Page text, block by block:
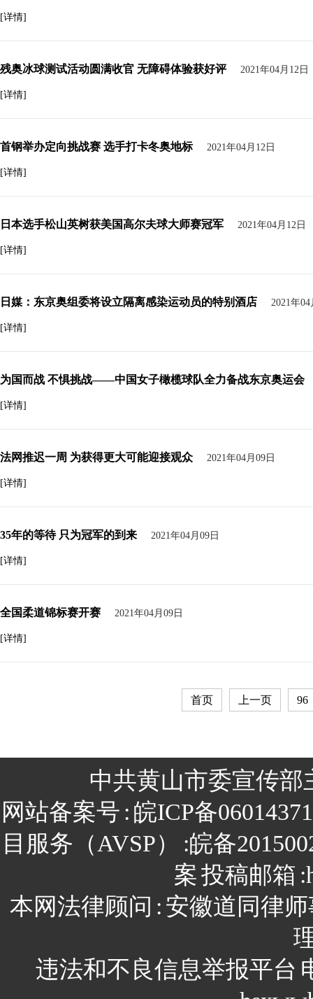
[详情]
残奥冰球测试活动圆满收官 无障碍体验获好评 2021年04月12日
[详情]
首钢举办定向挑战赛 选手打卡冬奥地标 2021年04月12日
[详情]
日本选手松山英树获美国高尔夫球大师赛冠军 2021年04月12日
[详情]
日媒：东京奥组委将设立隔离感染运动员的特别酒店 2021年
[详情]
为国而战 不惧挑战——中国女子橄榄球队全力备战东京奥运会
[详情]
法网推迟一周 为获得更大可能迎接观众 2021年04月09日
[详情]
35年的等待 只为冠军的到来 2021年04月09日
[详情]
全国柔道锦标赛开赛 2021年04月09日
[详情]
首页 上一页 96
中共黄山市委宣传部
网站备案号 : 皖ICP备
目服务（AVSP）
:皖备
案投稿邮箱
本网法律顾问 : 安徽道同律
违法和不良信息举报平台